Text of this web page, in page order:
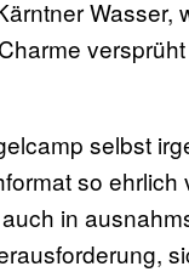
selbst
so
in